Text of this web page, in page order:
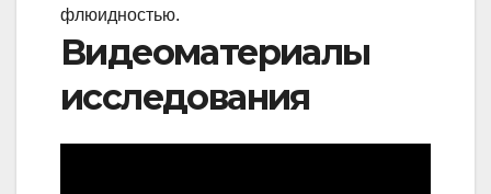
флюидностью.
Видеоматериалы
исследования